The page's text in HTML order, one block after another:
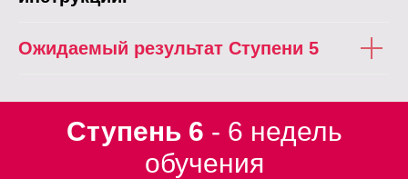
Ожидаемый результат Ступени 5
Ступень 6 - 6 недель
обучения